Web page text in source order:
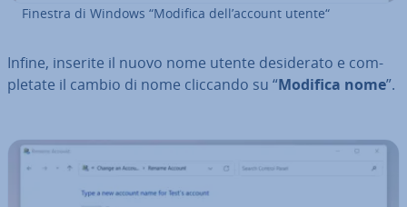
Finestra di Windows “Modifica dell’account utente“
Infine, inserite il nuovo nome utente de­si­de­ra­to e com­
ple­ta­te il cambio di nome cliccando su “Modifica nome”.